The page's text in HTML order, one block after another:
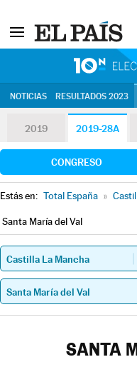
NOTICIAS RESULTADOS 2023
2019 2019-28A
CONGRESO
Estás en: Total España »
Santa María del Val
SANTA